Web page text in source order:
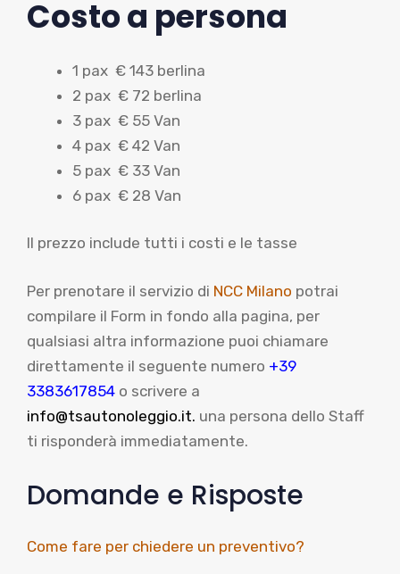
Costo a persona
1 pax € 143 berlina
2 pax € 72 berlina
3 pax € 55 Van
4 pax € 42 Van
5 pax € 33 Van
6 pax € 28 Van
Il prezzo include tutti i costi e le tasse
Per prenotare il servizio di NCC Milano potrai
compilare il Form in fondo alla pagina, per
qualsiasi altra informazione puoi chiamare
direttamente il seguente numero +39
3383617854 o scrivere a
info@tsautonoleggio.it. una persona dello Staff
ti risponderà immediatamente.
Domande e Risposte
Come fare per chiedere un preventivo?